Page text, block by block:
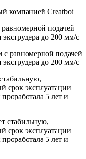
подачей
до 200 мм/с
срок эксплуатации.
5 лет и